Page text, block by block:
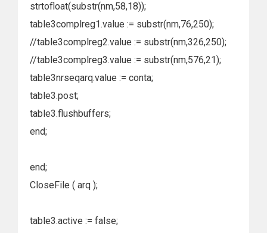
strtofloat(substr(nm,58,18));
table3complreg1.value := substr(nm,76,250);
//table3complreg2.value := substr(nm,326,250);
//table3complreg3.value := substr(nm,576,21);
table3nrseqarq.value := conta;
table3.post;
table3.flushbuffers;
end;
end;
CloseFile ( arq );
table3.active := false;